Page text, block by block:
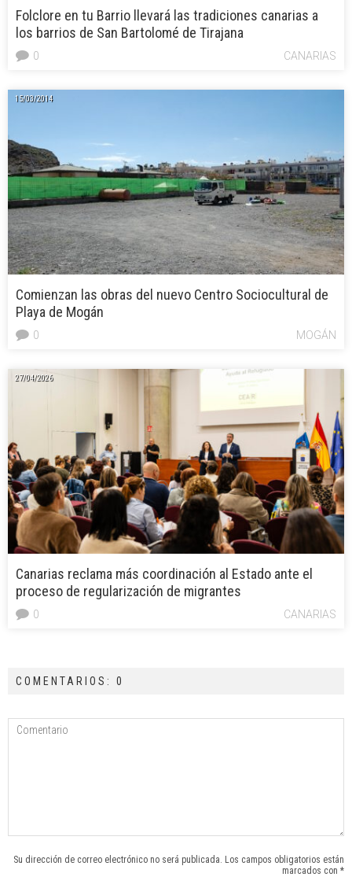
Folclore en tu Barrio llevará las tradiciones canarias a
los barrios de San Bartolomé de Tirajana
CANARIAS
0
15/03/2014
Comienzan las obras del nuevo Centro Sociocultural de
Playa de Mogán
MOGÁN
0
27/04/2026
Canarias reclama más coordinación al Estado ante el
proceso de regularización de migrantes
CANARIAS
0
COMENTARIOS: 0
Su dirección de correo electrónico no será publicada. Los campos obligatorios están
marcados con *